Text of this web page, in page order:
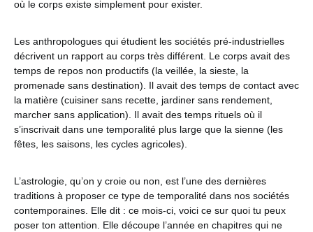
où le corps existe simplement pour exister.
Les anthropologues qui étudient les sociétés pré-industrielles
décrivent un rapport au corps très différent. Le corps avait des
temps de repos non productifs (la veillée, la sieste, la
promenade sans destination). Il avait des temps de contact avec
la matière (cuisiner sans recette, jardiner sans rendement,
marcher sans application). Il avait des temps rituels où il
s’inscrivait dans une temporalité plus large que la sienne (les
fêtes, les saisons, les cycles agricoles).
L’astrologie, qu’on y croie ou non, est l’une des dernières
traditions à proposer ce type de temporalité dans nos sociétés
contemporaines. Elle dit : ce mois-ci, voici ce sur quoi tu peux
poser ton attention. Elle découpe l’année en chapitres qui ne